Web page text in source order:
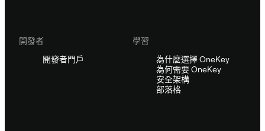
開發者
開發者門戶
學習
為什麼選擇 OneKey
為何需要 OneKey
安全架構
部落格